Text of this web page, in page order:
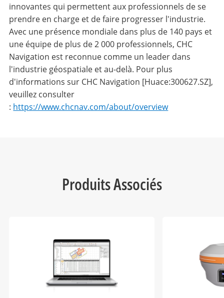
innovantes qui permettent aux professionnels de se
prendre en charge et de faire progresser l'industrie.
Avec une présence mondiale dans plus de 140 pays et
une équipe de plus de 2 000 professionnels, CHC
Navigation est reconnue comme un leader dans
l'industrie géospatiale et au-delà. Pour plus
d'informations sur CHC Navigation [Huace:300627.SZ],
veuillez consulter
: https://www.chcnav.com/about/overview
Produits Associés